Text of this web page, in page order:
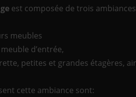
BUREAUX PRATIQUES
CHIFFONNIER DESIGN
est composée de trois ambiances
meubles
d’entrée,
petites et grandes étagères,
cette ambiance sont: